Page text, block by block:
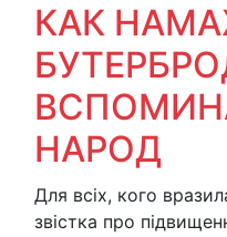
КАК
НАРОД
Для всіх, кого
звістка про